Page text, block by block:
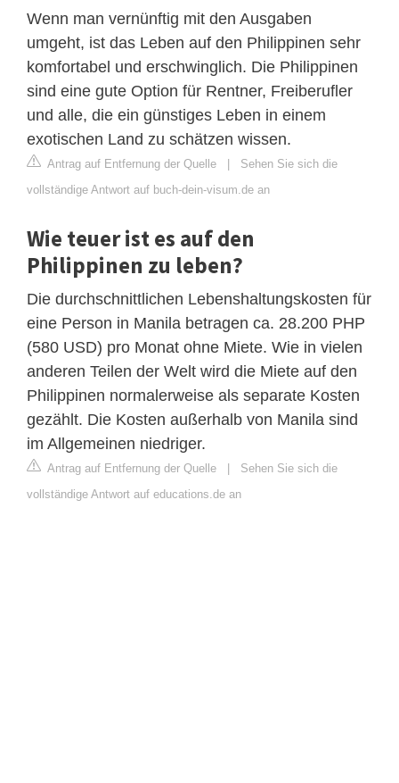
Wenn man vernünftig mit den Ausgaben
umgeht, ist das Leben auf den Philippinen sehr
komfortabel und erschwinglich. Die Philippinen
sind eine gute Option für Rentner, Freiberufler
und alle, die ein günstiges Leben in einem
exotischen Land zu schätzen wissen.
Antrag auf Entfernung der Quelle | Sehen Sie sich die
vollständige Antwort auf buch-dein-visum.de an
Wie teuer ist es auf den
Philippinen zu leben?
Die durchschnittlichen Lebenshaltungskosten für
eine Person in Manila betragen ca. 28.200 PHP
(580 USD) pro Monat ohne Miete. Wie in vielen
anderen Teilen der Welt wird die Miete auf den
Philippinen normalerweise als separate Kosten
gezählt. Die Kosten außerhalb von Manila sind
im Allgemeinen niedriger.
Antrag auf Entfernung der Quelle | Sehen Sie sich die
vollständige Antwort auf educations.de an